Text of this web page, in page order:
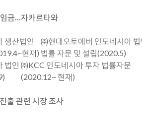
금...자카르타와
생산법인
현재)
㈜현대오토에버 인도네시아
법률 자문 및 설립(2020.5)
법인 ㈜KCC 인도네시아 투자 법률자문
(2020.12~ 현재)
출 관련 시장 조사